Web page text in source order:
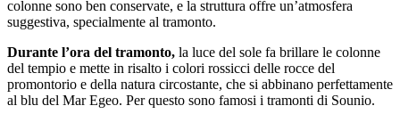
colonne sono ben conservate, e la struttura offre un’atmosfera
suggestiva, specialmente al tramonto.
Durante l’ora del tramonto, la luce del sole fa brillare le colonne
del tempio e mette in risalto i colori rossicci delle rocce del
promontorio e della natura circostante, che si abbinano perfettamente
al blu del Mar Egeo. Per questo sono famosi i tramonti di Sounio.